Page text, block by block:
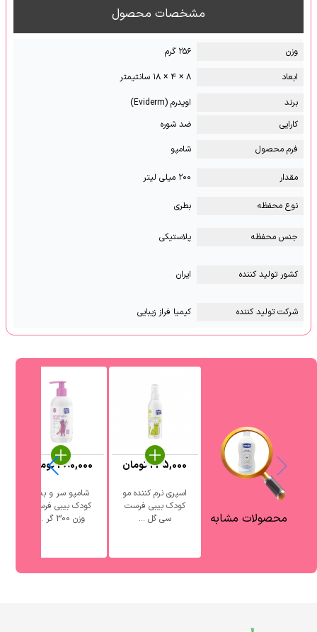
مشخصات محصول
وزن
۲۵۶ گرم
ابعاد
۸ × ۴ × ۱۸ سانتیمتر
برند
اویدرم (Eviderm)
کارایی
ضد شوره
فرم محصول
شامپو
مقدار ۲۰۰ میلی لیتر
نوع محفظه بطری
جنس محفظه پلاستیکی
کشور تولید کننده ایران
شرکت تولید کننده کیمیا فراز زیبایی
محصولات مشابه
اسپری نرم کننده مو
کودک بیبی فرست
سی گل ...
235,000تومان
شامپو سر و بدن
کودک بیبی فرست
وزن 300 گر ...
380,000تومان